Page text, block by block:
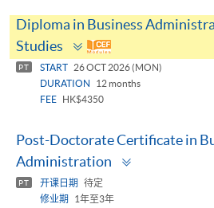
Diploma in Business
Studies
Toggle
panel
PT START
26 OCT 2026 (MON)
DURATION
12 months
FEE
HK$4350
Post-Doctorate Certificate in
Administration
PT 开课日期
待定
修业期
1年至3年